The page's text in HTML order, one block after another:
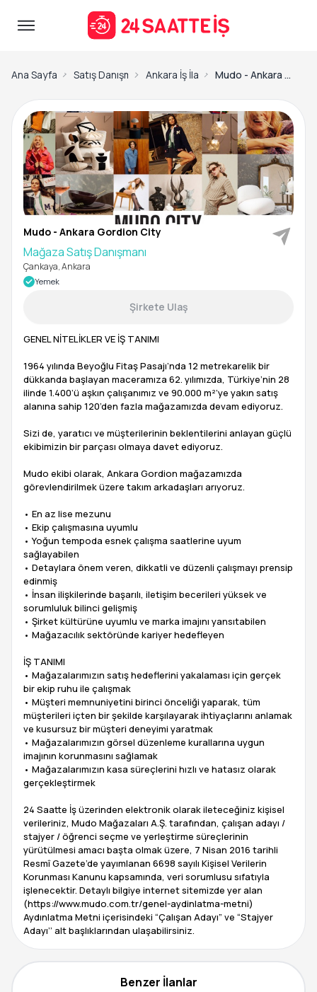
Ana Sayfa Satış Danışmanı İş İlanları
Ankara İş İlanları Mudo - Ankara Gordion City-Mağaza Satış Danışmanı
Mudo - Ankara Gordion City
Mağaza Satış Danışmanı
Çankaya, Ankara
Yemek
Şirkete Ulaş
GENEL NİTELİKLER VE İŞ TANIMI
1964 yılında Beyoğlu Fitaş Pasajı’nda 12 metrekarelik bir
dükkanda başlayan maceramıza 62. yılımızda, Türkiye’nin 28
ilinde 1.400’ü aşkın çalışanımız ve 90.000 m²’ye yakın satış
alanına sahip 120’den fazla mağazamızda devam ediyoruz.
Sizi de, yaratıcı ve müşterilerinin beklentilerini anlayan güçlü
ekibimizin bir parçası olmaya davet ediyoruz.
Mudo ekibi olarak, Ankara Gordion mağazamızda
görevlendirilmek üzere takım arkadaşları arıyoruz.
• En az lise mezunu
• Ekip çalışmasına uyumlu
• Yoğun tempoda esnek çalışma saatlerine uyum
sağlayabilen
• Detaylara önem veren, dikkatli ve düzenli çalışmayı prensip
edinmiş
• İnsan ilişkilerinde başarılı, iletişim becerileri yüksek ve
sorumluluk bilinci gelişmiş
• Şirket kültürüne uyumlu ve marka imajını yansıtabilen
• Mağazacılık sektöründe kariyer hedefleyen
İŞ TANIMI
• Mağazalarımızın satış hedeflerini yakalaması için gerçek
bir ekip ruhu ile çalışmak
• Müşteri memnuniyetini birinci önceliği yaparak, tüm
müşterileri içten bir şekilde karşılayarak ihtiyaçlarını anlamak
ve kusursuz bir müşteri deneyimi yaratmak
• Mağazalarımızın görsel düzenleme kurallarına uygun
imajının korunmasını sağlamak
• Mağazalarımızın kasa süreçlerini hızlı ve hatasız olarak
gerçekleştirmek
24 Saatte İş üzerinden elektronik olarak ileteceğiniz kişisel
verileriniz, Mudo Mağazaları A.Ş. tarafından, çalışan adayı /
stajyer / öğrenci seçme ve yerleştirme süreçlerinin
yürütülmesi amacı başta olmak üzere, 7 Nisan 2016 tarihli
Resmî Gazete’de yayımlanan 6698 sayılı Kişisel Verilerin
Korunması Kanunu kapsamında, veri sorumlusu sıfatıyla
işlenecektir. Detaylı bilgiye internet sitemizde yer alan
(https://www.mudo.com.tr/genel-aydinlatma-metni)
Aydınlatma Metni içerisindeki “Çalışan Adayı” ve “Stajyer
Adayı’’ alt başlıklarından ulaşabilirsiniz.
Benzer İlanlar